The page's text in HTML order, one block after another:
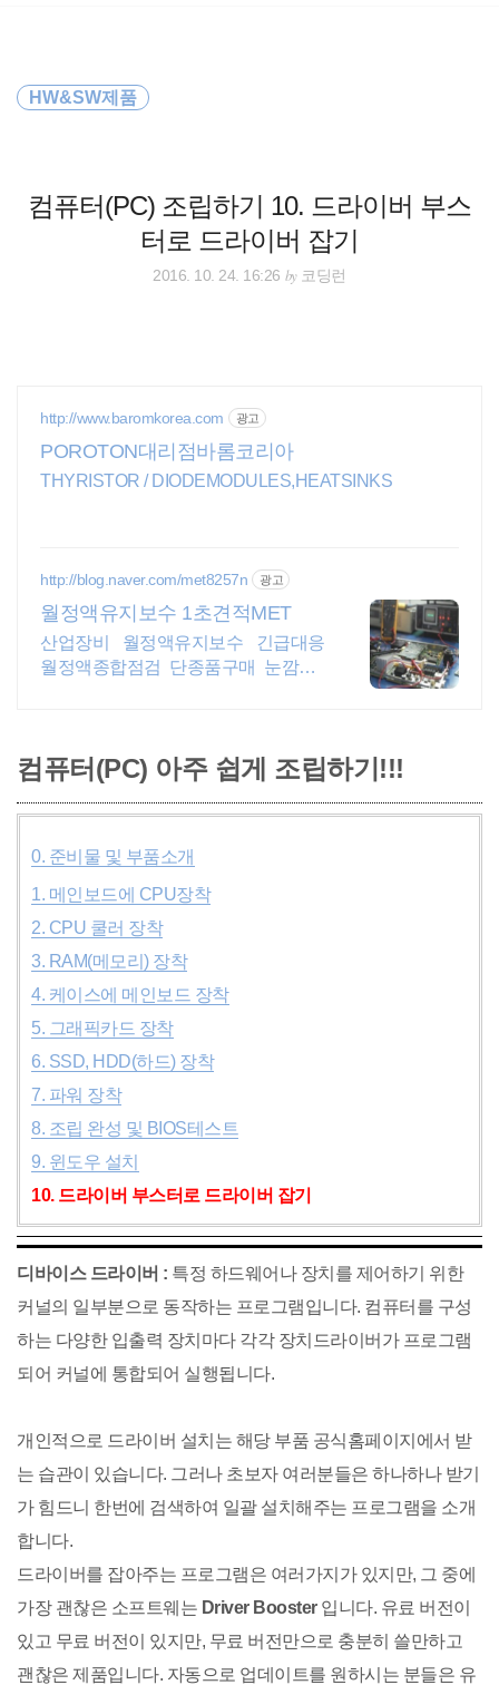
바
로
컴퓨터(PC) 조립하기 10. 드라이버 부스
터로 드라이버 잡기
HW&SW제품
2016. 10. 24. 16:26 by코딩런
http://www.baromkorea.com 광고
POROTON대리점바롬코리아
THYRISTOR / DIODEMODULES,HEATSINKS
http://blog.naver.com/met8257n 광고
월정액유지보수 1초견적MET
산업장비 월정액유지보수 긴급대응
월정액종합점검 단종품구매 눈깜짝1
컴퓨터(PC) 아주 쉽게 조립하기!!!
0. 준비물 및 부품소개
1. 메인보드에 CPU장착
2. CPU 쿨러 장착
3. RAM(메모리) 장착
4. 케이스에 메인보드 장착
5. 그래픽카드 장착
6. SSD, HDD(하드) 장착
7. 파워 장착
8. 조립 완성 및 BIOS테스트
9. 윈도우 설치
10. 드라이버 부스터로 드라이버 잡기
디바이스 드라이버 : 특정 하드웨어나 장치를 제어하기 위한
커널의 일부분으로 동작하는 프로그램입니다. 컴퓨터를 구성
하는 다양한 입출력 장치마다 각각 장치드라이버가 프로그램
되어 커널에 통합되어 실행됩니다.
개인적으로 드라이버 설치는 해당 부품 공식홈페이지에서 받
는 습관이 있습니다. 그러나 초보자 여러분들은 하나하나 받기
가 힘드니 한번에 검색하여 일괄 설치해주는 프로그램을 소개
합니다.
드라이버를 잡아주는 프로그램은 여러가지가 있지만, 그 중에
가장 괜찮은 소프트웨는 Driver Booster 입니다. 유료 버전이
있고 무료 버전이 있지만, 무료 버전만으로 충분히 쓸만하고
괜찮은 제품입니다. 자동으로 업데이트를 원하시는 분들은 유